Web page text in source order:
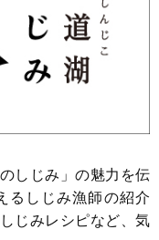
しじみ」の魅力を伝
るしじみ漁師の紹介
じみレシピなど、気